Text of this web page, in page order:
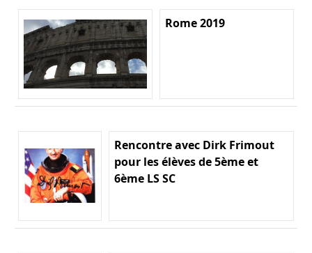
Rome 2019
Rencontre avec Dirk Frimout
pour les élèves de 5ème et
6ème LS SC